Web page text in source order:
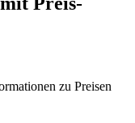
zu Preisen